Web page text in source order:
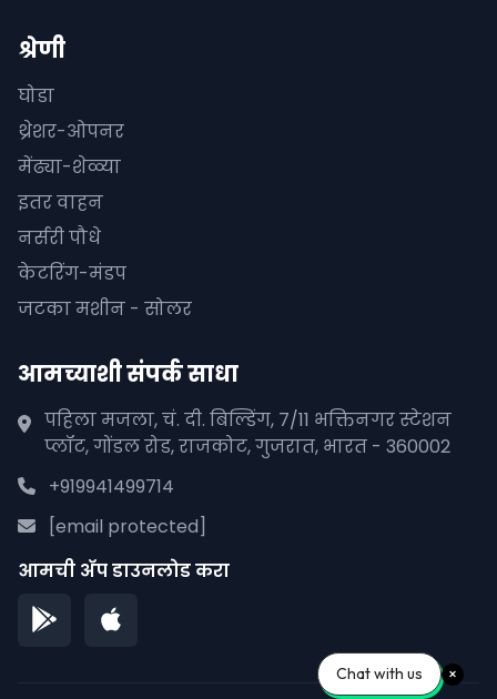
श्रेणी
घोडा
थ्रेशर-ओपनर
मेंढ्या-शेळ्या
इतर वाहन
नर्सरी पौधे
केटरिंग-मंडप
जटका मशीन - सोलर
आमच्याशी संपर्क साधा
पहिला मजला, चं. दी. बिल्डिंग, 7/11 भक्तिनगर स्टेशन
प्लॉट, गोंडल रोड, राजकोट, गुजरात, भारत - 360002
+919941499714
[email protected]
आमची अ‍ॅप डाउनलोड करा
Chat with us